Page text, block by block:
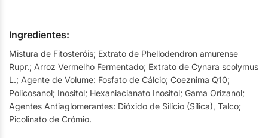
Ingredientes:
Mistura de Fitosteróis; Extrato de Phellodendron amurense
Rupr.; Arroz Vermelho Fermentado; Extrato de Cynara scolymus
L.; Agente de Volume: Fosfato de Cálcio; Coeznima Q10;
Policosanol; Inositol; Hexaniacianato Inositol; Gama Orizanol;
Agentes Antiaglomerantes: Dióxido de Silício (Sílica), Talco;
Picolinato de Crómio.